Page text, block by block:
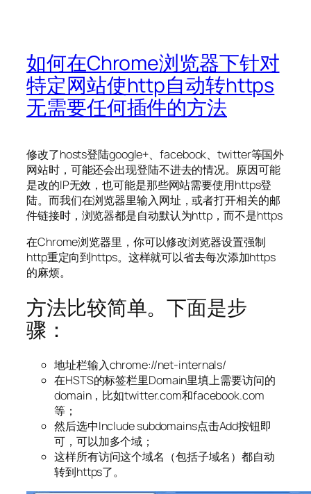
如何在Chrome浏览器下针对
特定网站使http自动转https
无需要任何插件的方法
修改了hosts登陆google+、facebook、twitter等国外
网站时，可能还会出现登陆不进去的情况。原因可能
是改的IP无效，也可能是那些网站需要使用https登
陆。而我们在浏览器里输入网址，或者打开相关的邮
件链接时，浏览器都是自动默认为http，而不是https
在Chrome浏览器里，你可以修改浏览器设置强制
http重定向到https。这样就可以省去每次添加https
的麻烦。
方法比较简单。下面是步
骤：
地址栏输入chrome://net-internals/
在HSTS的标签栏里Domain里填上需要访问的
domain，比如twitter.com和facebook.com
等；
然后选中Include subdomains点击Add按钮即
可，可以加多个域；
这样所有访问这个域名（包括子域名）都自动
转到https了。